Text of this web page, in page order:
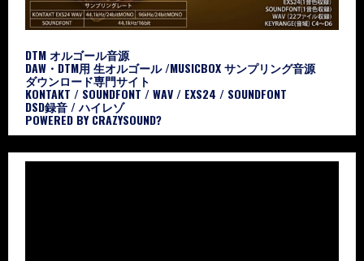
DTM オルゴール音源
DAW・DTM用 生オルゴール /MUSICBOX サンプリング音源
ダウンロード専門サイト
KONTAKT / SOUNDFONT / WAV / EXS24 / SOUNDFONT
DSD録音 / ハイレゾ
POWERED BY CRAZYSOUND?